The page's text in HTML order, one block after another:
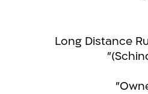
"Long Distance